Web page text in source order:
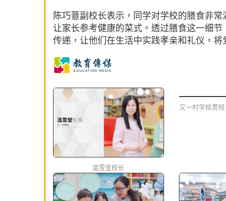
陈巧薏副校长表示，同学对学校的膳食非
让家长参考健康的菜式。透过膳食这一细
传递，让他们在生活中实践孝亲和礼仪，将
温雪莹校长
又一村学校贯